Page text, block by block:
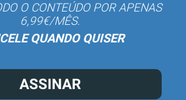
O CONTEÚDO POR APENAS
6,99€/MÊS.
QUANDO QUISER
ASSINAR